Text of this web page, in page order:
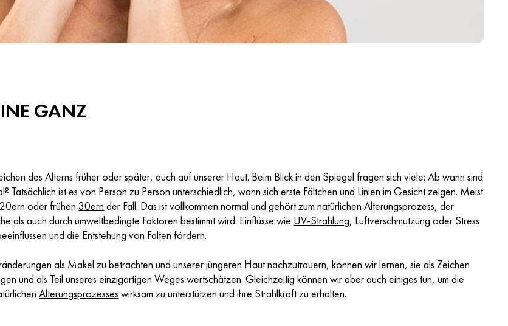
GANZ
des Alterns früher oder später, auch auf unserer Haut. Beim Blick in den Spiegel fragen sich viele: Ab wann sind
Tatsächlich ist es von Person zu Person unterschiedlich, wann sich erste Fältchen und Linien im Gesicht zeigen. Meist
oder frühen 30ern der Fall. Das ist vollkommen normal und gehört zum natürlichen Alterungsprozess, der
als auch durch umweltbedingte Faktoren bestimmt wird. Einflüsse wie UV-Strahlung, Luftverschmutzung oder Stress
und die Entstehung von Falten fördern.
als Makel zu betrachten und unserer jüngeren Haut nachzutrauern, können wir lernen, sie als Zeichen
und als Teil unseres einzigartigen Weges wertschätzen. Gleichzeitig können wir aber auch einiges tun, um die
Alterungsprozesses wirksam zu unterstützen und ihre Strahlkraft zu erhalten.